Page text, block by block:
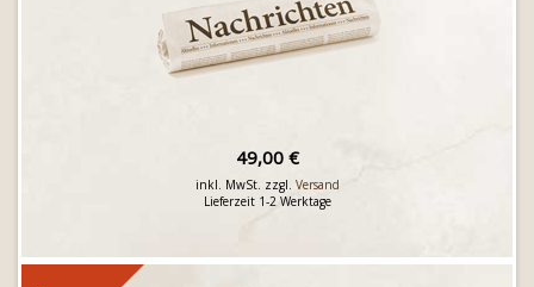
49,00 €
inkl. MwSt. zzgl. Versand
Lieferzeit 1-2 Werktage